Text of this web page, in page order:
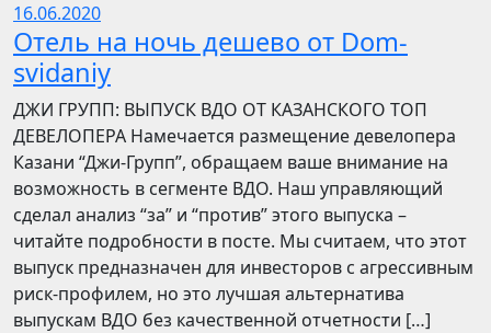
16.06.2020
Отель на ночь дешево от Dom-
svidaniy
​​ДЖИ ГРУПП: ВЫПУСК ВДО ОТ КАЗАНСКОГО ТОП
ДЕВЕЛОПЕРА Намечается размещение девелопера
Казани “Джи-Групп”, обращаем ваше внимание на
возможность в сегменте ВДО. Наш управляющий
сделал анализ “за” и “против” этого выпуска –
читайте подробности в посте. Мы считаем, что этот
выпуск предназначен для инвесторов с агрессивным
риск-профилем, но это лучшая альтернатива
выпускам ВДО без качественной отчетности […]